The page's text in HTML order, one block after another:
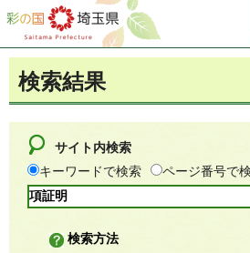
彩の国 埼玉県
検索結果
サイト内検索
キーワードで検索
ページ番号で
検索方法